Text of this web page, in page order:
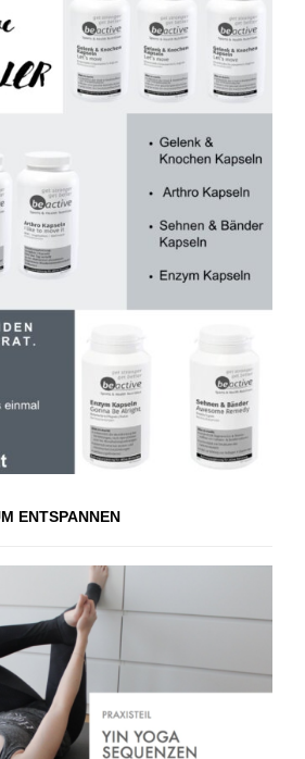
ENTSPANNEN